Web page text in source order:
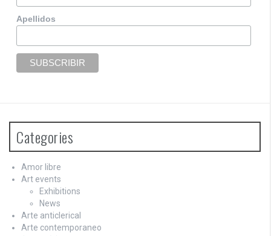
Apellidos
Categories
Amor libre
Art events
Exhibitions
News
Arte anticlerical
Arte contemporaneo